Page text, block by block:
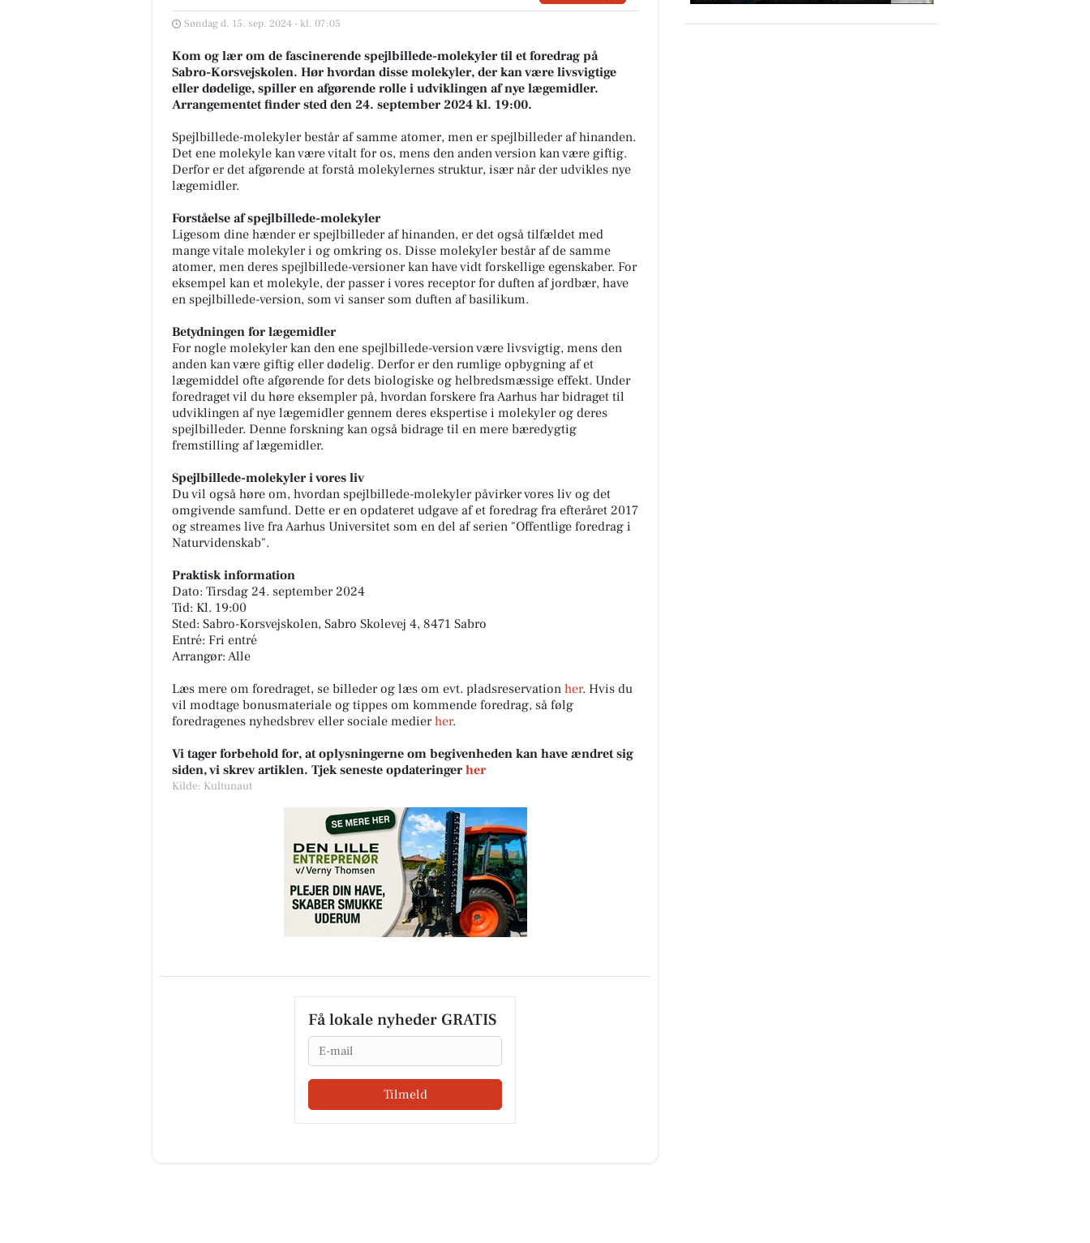
Søndag d. 15. sep. 2024 - kl. 07:05
Kom og lær om de fascinerende spejlbillede-molekyler til et foredrag på
Sabro-Korsvejskolen. Hør hvordan disse molekyler, der kan være livsvigtige
eller dødelige, spiller en afgørende rolle i udviklingen af nye lægemidler.
Arrangementet finder sted den 24. september 2024 kl. 19:00.
Spejlbillede-molekyler består af samme atomer, men er spejlbilleder af hinanden.
Det ene molekyle kan være vitalt for os, mens den anden version kan være giftig.
Derfor er det afgørende at forstå molekylernes struktur, især når der udvikles nye
lægemidler.
Forståelse af spejlbillede-molekyler
Ligesom dine hænder er spejlbilleder af hinanden, er det også tilfældet med
mange vitale molekyler i og omkring os. Disse molekyler består af de samme
atomer, men deres spejlbillede-versioner kan have vidt forskellige egenskaber. For
eksempel kan et molekyle, der passer i vores receptor for duften af jordbær, have
en spejlbillede-version, som vi sanser som duften af basilikum.
Betydningen for lægemidler
For nogle molekyler kan den ene spejlbillede-version være livsvigtig, mens den
anden kan være giftig eller dødelig. Derfor er den rumlige opbygning af et
lægemiddel ofte afgørende for dets biologiske og helbredsmæssige effekt. Under
foredraget vil du høre eksempler på, hvordan forskere fra Aarhus har bidraget til
udviklingen af nye lægemidler gennem deres ekspertise i molekyler og deres
spejlbilleder. Denne forskning kan også bidrage til en mere bæredygtig
fremstilling af lægemidler.
Spejlbillede-molekyler i vores liv
Du vil også høre om, hvordan spejlbillede-molekyler påvirker vores liv og det
omgivende samfund. Dette er en opdateret udgave af et foredrag fra efteråret 2017
og streames live fra Aarhus Universitet som en del af serien "Offentlige foredrag i
Naturvidenskab".
Praktisk information
Dato: Tirsdag 24. september 2024
Tid: Kl. 19:00
Sted: Sabro-Korsvejskolen, Sabro Skolevej 4, 8471 Sabro
Entré: Fri entré
Arrangør: Alle
Læs mere om foredraget, se billeder og læs om evt. pladsreservation her. Hvis du
vil modtage bonusmateriale og tippes om kommende foredrag, så følg
foredragenes nyhedsbrev eller sociale medierher.
Vi tager forbehold for, at oplysningerne om begivenheden kan have ændret sig
siden, vi skrev artiklen. Tjek seneste opdateringer her
Kilde: Kultunaut
Få lokale nyheder GRATIS
Email
Tilmeld